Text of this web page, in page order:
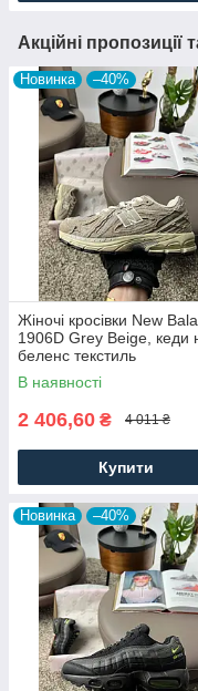
Акційні пропозиції
Новинка –40%
Жіночі кросівки New
1906D Grey Beige, кеди
беленс текстиль
водовідштовхувальний
Жіноче взуття
В наявності
2 406,60 ₴ 4 011 ₴
Купити
Новинка –40%